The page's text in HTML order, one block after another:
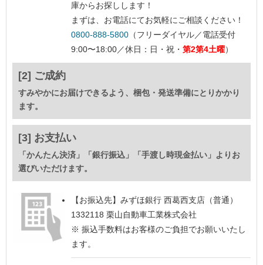
庫からお探しします！
まずは、お電話にてお気軽にご相談ください！
0800-888-5800 （フリーダイヤル／電話受付
9:00〜18:00／休日：日・祝・ 第2第4土曜）
[2] ご成約
すみやかにお届けできるよう、梱包・発送準備にとりかかり
ます。
[3] お支払い
「かんたん決済」「銀行振込」「手渡し時現金払い」よりお
選びいただけます。
【お振込先】 みずほ銀行 西葛西支店（普通）
1332118 栗山自動車工業株式会社
※ 振込手数料はお客様のご負担でお願いいたし
ます。